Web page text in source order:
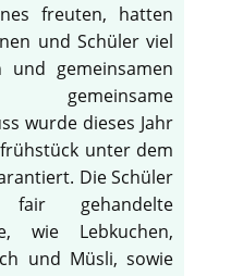
freuten, hatten
und Schüler viel
gemeinsamen
wurde dieses Jahr
unter dem
Die Schüler
fair gehandelte
wie Lebkuchen,
und Müsli, sowie